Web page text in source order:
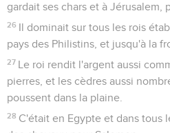
gardait ses chars et à Jérusalem,
26 Il dominait sur tous les rois
pays des Philistins, et jusqu'à la
27 Le roi rendit l'argent aussi
pierres, et les cèdres aussi
poussent dans la plaine.
28 C'était en Egypte et dans tous